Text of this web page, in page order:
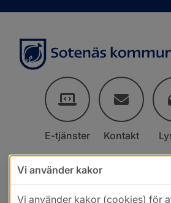
E-tjänster Kontakt
Vi använder kakor
Vi använder kakor (cookies) för